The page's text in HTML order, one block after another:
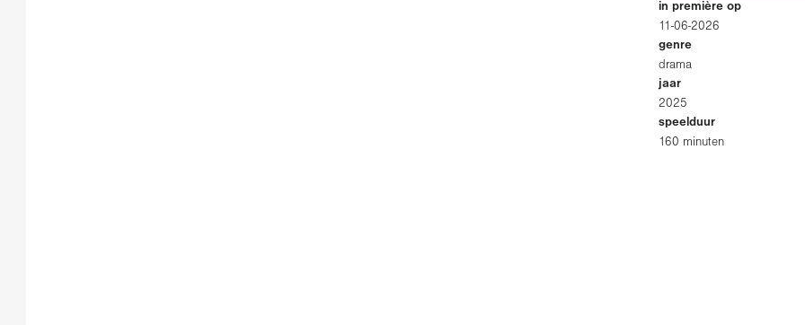
in première op
11-06-2026
genre
drama
jaar
2025
speelduur
160 minuten